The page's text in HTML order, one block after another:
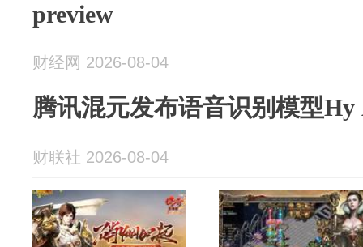
preview
财经网 2026-08-04
腾讯混元发布语音识别模型Hy
财联社 2026-08-04